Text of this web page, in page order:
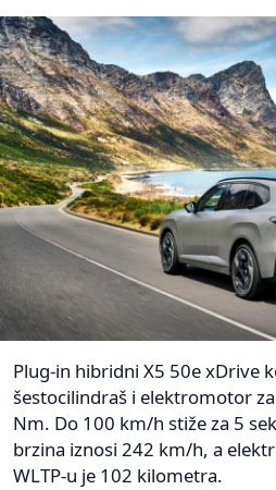
Plug-in hibridni X5 50e xDrive
šestocilindraš i elektromotor
Nm. Do 100 km/h stiže za 5
brzina iznosi 242 km/h, a
WLTP-u je 102 kilometra.